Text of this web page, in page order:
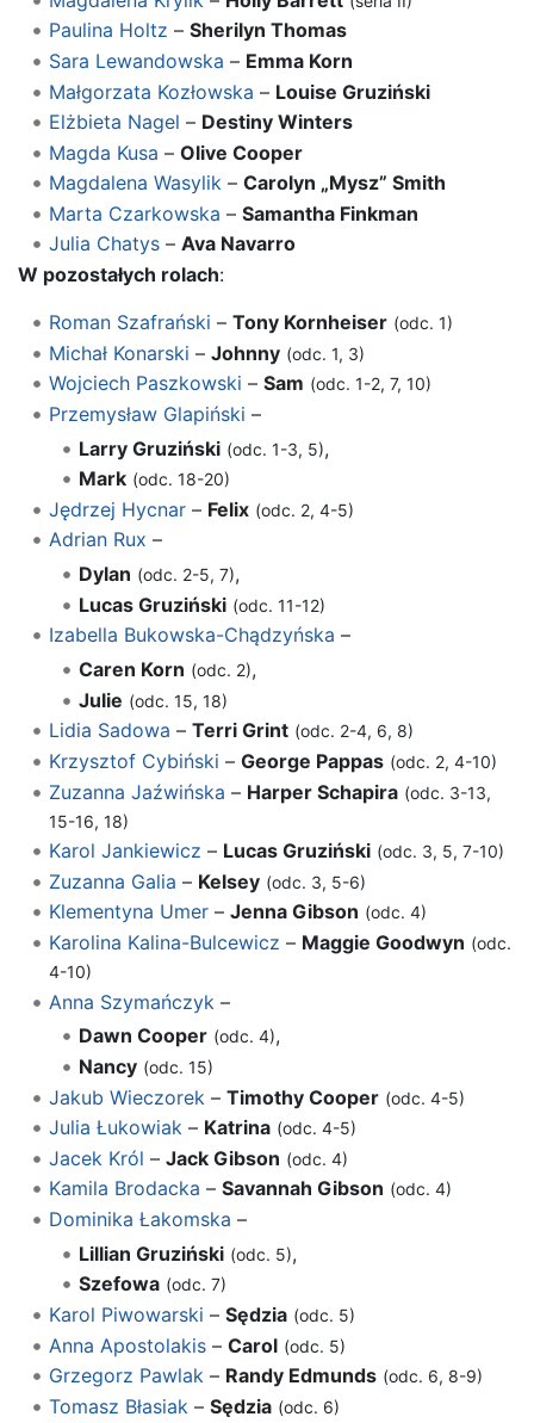
Paulina Holtz – Sherilyn Thomas
Sara Lewandowska – Emma Korn
Małgorzata Kozłowska – Louise Gruziński
Elżbieta Nagel – Destiny Winters
Magda Kusa – Olive Cooper
Magdalena Wasylik– Carolyn „Mysz” Smith
Marta Czarkowska – Samantha Finkman
Julia Chatys– Ava Navarro
W pozostałych rolach:
Roman Szafrański – Tony Kornheiser (odc. 1)
Michał Konarski – Johnny (odc. 1, 3)
Wojciech Paszkowski – Sam (odc. 1-2, 7, 10)
Przemysław Glapiński –
Larry Gruziński (odc. 1-3, 5),
Mark (odc. 18-20)
Jędrzej Hycnar– Felix (odc. 2, 4-5)
Adrian Rux –
Dylan (odc. 2-5, 7),
Lucas Gruziński (odc. 11-12)
Izabella Bukowska-Chądzyńska –
Caren Korn (odc. 2),
Julie (odc. 15, 18)
Lidia Sadowa – Terri Grint (odc. 2-4, 6, 8)
Krzysztof Cybiński – George Pappas (odc. 2, 4-10)
Zuzanna Jaźwińska – Harper Schapira (odc. 3-13,
15-16, 18)
Karol Jankiewicz – Lucas Gruziński (odc. 3, 5, 7-10)
Zuzanna Galia – Kelsey (odc. 3, 5-6)
Klementyna Umer– Jenna Gibson (odc. 4)
Karolina Kalina-Bulcewicz – Maggie Goodwyn (odc.
4-10)
Anna Szymańczyk –
Dawn Cooper (odc. 4),
Nancy (odc. 15)
Jakub Wieczorek – Timothy Cooper (odc. 4-5)
Julia Łukowiak– Katrina (odc. 4-5)
Jacek Król – Jack Gibson (odc. 4)
Kamila Brodacka – Savannah Gibson (odc. 4)
Dominika Łakomska –
Lillian Gruziński (odc. 5),
Szefowa (odc. 7)
Karol Piwowarski – Sędzia (odc. 5)
Anna Apostolakis– Carol (odc. 5)
Grzegorz Pawlak– Randy Edmunds (odc. 6, 8-9)
Tomasz Błasiak – Sędzia (odc. 6)